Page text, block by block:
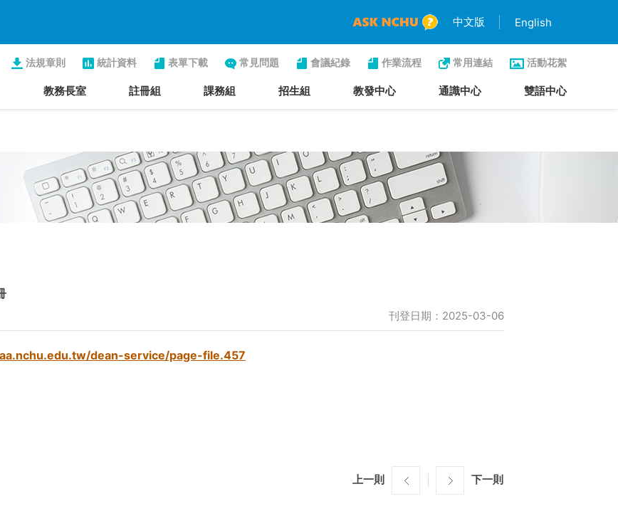
中文版 English
法規章則 統計資料 表單下載 常見問題 會議紀錄 作業流程 常用連結 活動花絮
教務長室 註冊組 課務組 招生組 教發中心 通識中心 雙語中心
刊登日期：2025-03-06
dean-service/page-file.457
上一則
下一則